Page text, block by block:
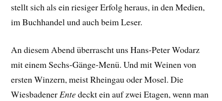
stellt sich als ein riesiger Erfolg heraus, in den Medien,
im Buchhandel und auch beim Leser.
An diesem Abend überrascht uns Hans-Peter Wodarz
mit einem Sechs-Gänge-Menü. Und mit Weinen von
ersten Winzern, meist Rheingau oder Mosel. Die
WiesbadenerEntedeckt ein auf zwei Etagen, wenn man